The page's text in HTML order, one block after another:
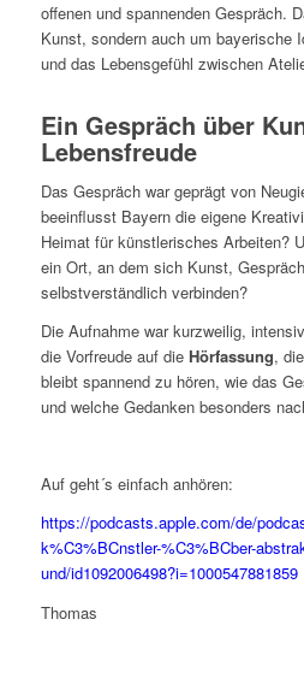
offenen und spannenden Gespräch.
Kunst, sondern auch um bayerische
und das Lebensgefühl zwischen
Ein Gespräch über
Lebensfreude
Das Gespräch war geprägt von
beeinflusst Bayern die eigene
Heimat für künstlerisches Arbeiten?
ein Ort, an dem sich Kunst,
selbstverständlich verbinden?
Die Aufnahme war kurzweilig,
die Vorfreude auf die Hörfassung,
bleibt spannend zu hören, wie das
und welche Gedanken besonders
Auf geht´s einfach anhören:
https://podcasts.apple.com/de/
k%C3%BCnstler-%C3%BCber-
und/id1092006498?i=1000547881859
Thomas